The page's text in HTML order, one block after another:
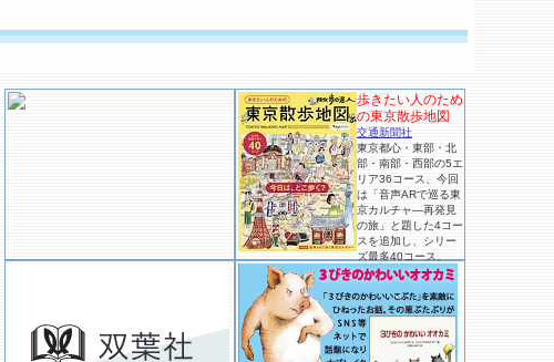
歩きたい人のため
の東京散歩地図
交通新聞社
東京都心・東部・北
部・南部・西部の5エ
リア36コース、今回
は「音声ARで巡る東
京カルチャ―再発見
の旅」と題した4コー
スを追加し、シリー
ズ最多40コース。